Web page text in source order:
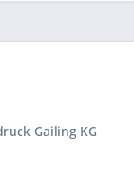
Gailing KG